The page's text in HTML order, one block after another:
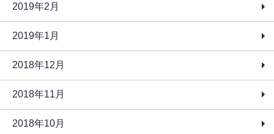
2019年2月
2019年1月
2018年12月
2018年11月
2018年10月